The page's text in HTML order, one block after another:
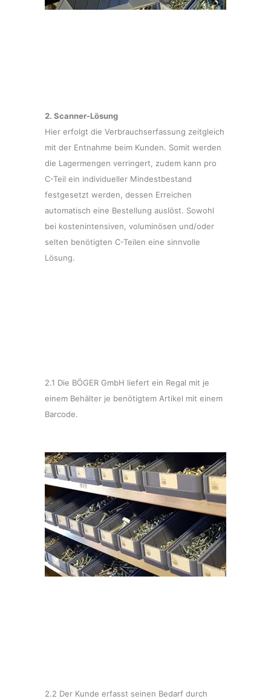
2. Scanner-Lösung
Hier erfolgt die Verbrauchserfassung zeitgleich
mit der Entnahme beim Kunden. Somit werden
die Lagermengen verringert, zudem kann pro
C-Teil ein individueller Mindestbestand
festgesetzt werden, dessen Erreichen
automatisch eine Bestellung auslöst. Sowohl
bei kostenintensiven, voluminösen und/oder
selten benötigten C-Teilen eine sinnvolle
Lösung.
2.1 Die BÖGER GmbH liefert ein Regal mit je
einem Behälter je benötigtem Artikel mit einem
Barcode.
2.2 Der Kunde erfasst seinen Bedarf durch